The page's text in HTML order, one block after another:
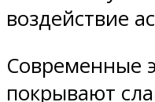
воздействие
Современные
покрывают